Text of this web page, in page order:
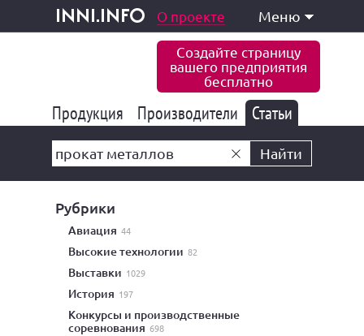
inni.info
и услуги О проекте Меню
Создайте страницу
вашего предприятия
бесплатно
Продукция 177 847
Производители 6 777
Статьи
Найти
Рубрики
авиация 44
высокие технологии 82
выставки 1029
история 197
конкурсы и производственные
соревнования 698